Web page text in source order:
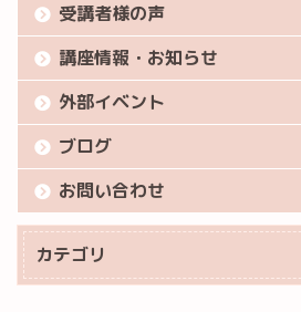
受講者様の声
講座情報・お知らせ
外部イベント
ブログ
お問い合わせ
カテゴリ